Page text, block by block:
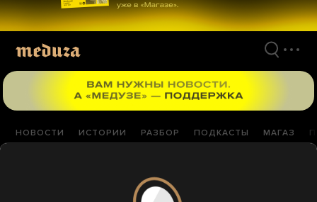
НОВОСТИ ИСТОРИИ РАЗБОР ПОДКАСТЫ МАГАЗ